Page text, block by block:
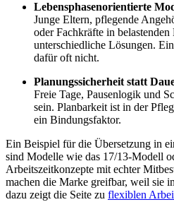
Lebensphasenorientierte
Junge Eltern, pflegende
oder Fachkräfte in
unterschiedliche Lösungen.
dafür oft nicht.
Planungssicherheit statt
Freie Tage, Pausenlogik und
sein. Planbarkeit ist in der
ein Bindungsfaktor.
Ein Beispiel für die Übersetzung in
sind Modelle wie das 17/13-Modell
Arbeitszeitkonzepte mit echter
machen die Marke greifbar, weil sie
dazu zeigt die Seite zu flexiblen